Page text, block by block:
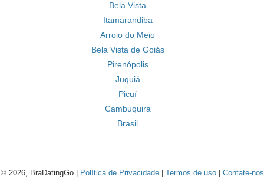
Bela Vista
Itamarandiba
Arroio do Meio
Bela Vista de Goiás
Pirenópolis
Juquiá
Picuí
Cambuquira
Brasil
© 2026, BraDatingGo | Política de Privacidade| Termos de uso| Contate-nos